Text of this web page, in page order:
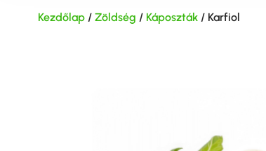
Kezdőlap/ Zöldség / Káposzták/ Karfiol